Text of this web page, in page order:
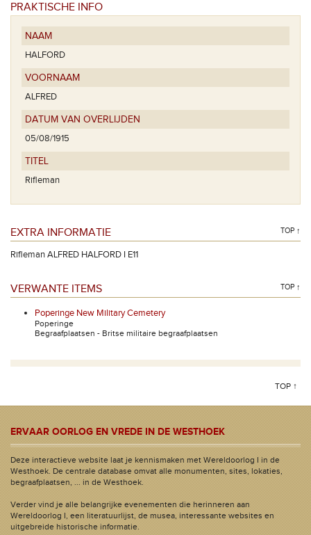
PRAKTISCHE INFO
NAAM
HALFORD
VOORNAAM
ALFRED
DATUM VAN OVERLIJDEN
05/08/1915
TITEL
Rifleman
EXTRA INFORMATIE TOP ↑
Rifleman ALFRED HALFORD I E11
VERWANTE ITEMS TOP ↑
Poperinge New Military Cemetery
Poperinge
Begraafplaatsen - Britse militaire begraafplaatsen
TOP ↑
ERVAAR OORLOG EN VREDE IN DE WESTHOEK
Deze interactieve website laat je kennismaken met Wereldoorlog I in de
Westhoek. De centrale database omvat alle monumenten, sites, lokaties,
begraafplaatsen, ... in de Westhoek.
Verder vind je alle belangrijke evenementen die herinneren aan
Wereldoorlog I, een literatuurlijst, de musea, interessante websites en
uitgebreide historische informatie.